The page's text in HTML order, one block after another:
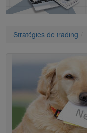
Stratégies de trading